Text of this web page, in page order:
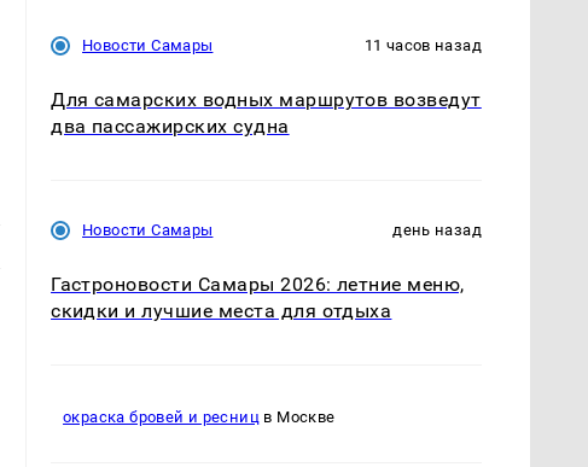
Новости Самары 11 часов назад
Для самарских водных маршрутов возведут
два пассажирских судна
Новости Самары день назад
Гастроновости Самары 2026: летние меню,
скидки и лучшие места для отдыха
окраска бровей и ресниц в Москве